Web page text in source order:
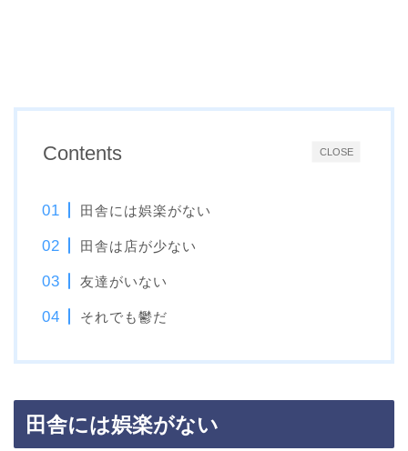
CLOSE
Contents
田舎には娯楽がない
田舎は店が少ない
友達がいない
それでも鬱だ
田舎には娯楽がない